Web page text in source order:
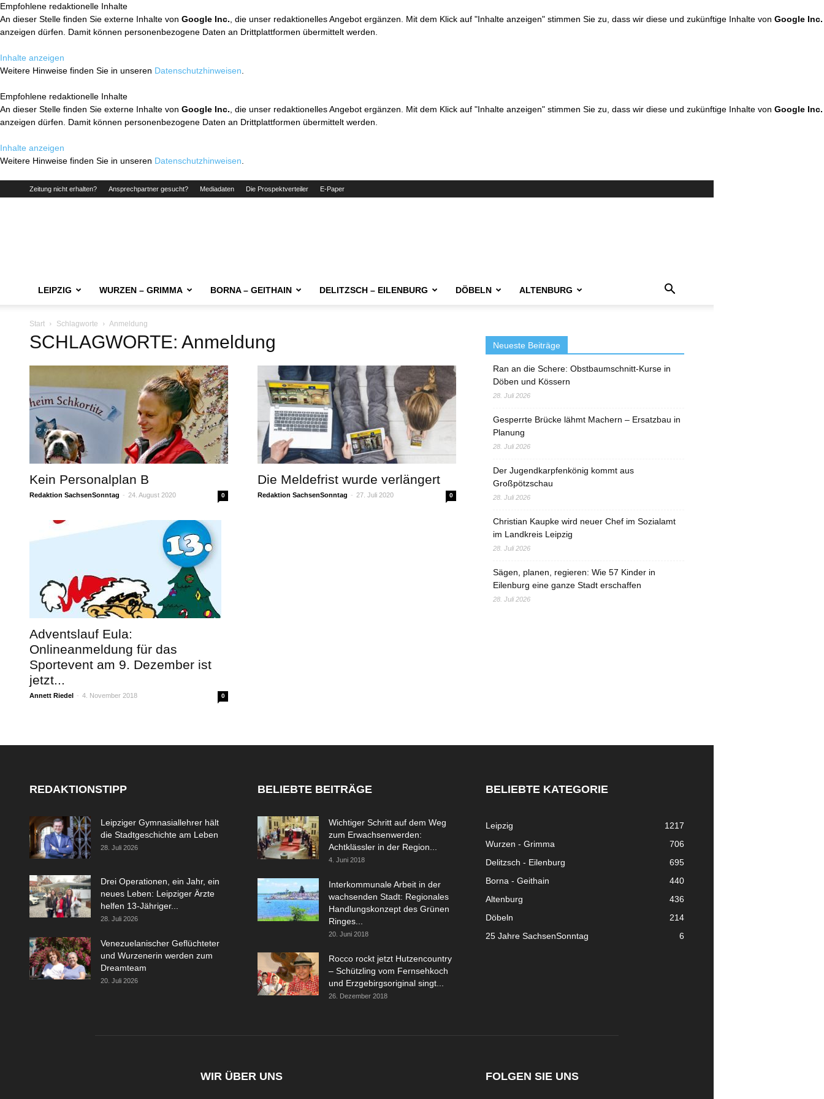
Empfohlene redaktionelle Inhalte
An dieser Stelle finden Sie externe Inhalte von Google Inc. , die unser redaktionelles Angebot ergänzen. Mit dem Klick auf "Inhalte anzeigen" stimmen Sie zu, dass wir diese und zukünftige Inhalte von Google Inc.
anzeigen dürfen. Damit können personenbezogene Daten an Drittplattformen übermittelt werden.
Inhalte anzeigen
Weitere Hinweise finden Sie in unseren Datenschutzhinweisen
Empfohlene redaktionelle Inhalte
An dieser Stelle finden Sie externe Inhalte von Google Inc. , die unser redaktionelles Angebot ergänzen. Mit dem Klick auf "Inhalte anzeigen" stimmen Sie zu, dass wir diese und zukünftige Inhalte von Google Inc.
anzeigen dürfen. Damit können personenbezogene Daten an Drittplattformen übermittelt werden.
Inhalte anzeigen
Weitere Hinweise finden Sie in unseren Datenschutzhinweisen
Zeitung nicht erhalten? Ansprechpartner gesucht? Mediadaten Die Prospektverteiler E-Paper
LEIPZIG WURZEN – GRIMMA BORNA – GEITHAIN DELITZSCH – EILENBURG DÖBELN ALTENBURG
Start Schlagworte Anmeldung
SCHLAGWORTE: Anmeldung
Kein Personalplan B
Redaktion SachsenSonntag - 24. August 2020 0
Die Meldefrist wurde verlängert
Redaktion SachsenSonntag - 27. Juli 2020 0
Adventslauf Eula:
Onlineanmeldung für das
Sportevent am 9. Dezember ist
jetzt...
Annett Riedel - 4. November 2018 0
Neueste Beiträge
Ran an die Schere: Obstbaumschnitt-Kurse in
Döben und Kössern
28. Juli 2026
Gesperrte Brücke lähmt Machern – Ersatzbau in
Planung
28. Juli 2026
Der Jugendkarpfenkönig kommt aus
Großpötzschau
28. Juli 2026
Christian Kaupke wird neuer Chef im Sozialamt
im Landkreis Leipzig
28. Juli 2026
Sägen, planen, regieren: Wie 57 Kinder in
Eilenburg eine ganze Stadt erschaffen
28. Juli 2026
REDAKTIONSTIPP
Leipziger Gymnasiallehrer hält
die Stadtgeschichte am Leben
28. Juli 2026
Drei Operationen, ein Jahr, ein
neues Leben: Leipziger Ärzte
helfen 13-Jähriger...
28. Juli 2026
Venezuelanischer Geflüchteter
und Wurzenerin werden zum
Dreamteam
20. Juli 2026
BELIEBTE BEITRÄGE
Wichtiger Schritt auf dem Weg
zum Erwachsenwerden:
Achtklässler in der Region...
4. Juni 2018
Interkommunale Arbeit in der
wachsenden Stadt: Regionales
Handlungskonzept des Grünen
Ringes...
20. Juni 2018
Rocco rockt jetzt Hutzencountry
– Schützling vom Fernsehkoch
und Erzgebirgsoriginal singt...
26. Dezember 2018
BELIEBTE KATEGORIE
Leipzig
1217
Wurzen - Grimma
706
Delitzsch - Eilenburg
695
Borna - Geithain
440
Altenburg
436
Döbeln
214
25 Jahre SachsenSonntag
6
WIR ÜBER UNS FOLGEN SIE UNS